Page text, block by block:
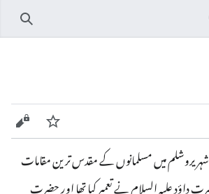
تلاش
زیر نظر کریں
ماخذ
یروشلم میں مسلمانوں کے مقدس ترین مقامات
علیہ السلام نے تعمیر کیا تھا اور حضرت